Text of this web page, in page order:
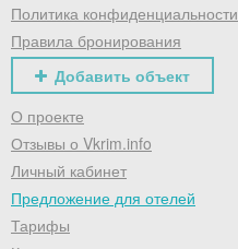
Политика конфиденциальности
Правила бронирования
Добавить объект
О проекте
Отзывы о Vkrim.info
Личный кабинет
Предложение для отелей
Тарифы